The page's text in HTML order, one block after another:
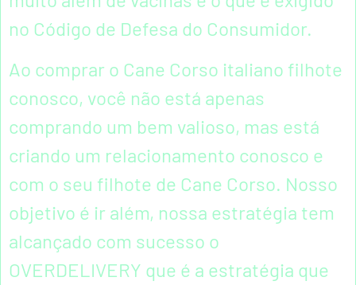
no Código de Defesa do Consumidor.
Ao comprar o Cane Corso italiano filhote
conosco, você não está apenas
comprando um bem valioso, mas está
criando um relacionamento conosco e
com o seu filhote de Cane Corso. Nosso
objetivo é ir além, nossa estratégia tem
alcançado com sucesso o
OVERDELIVERY que é a estratégia que